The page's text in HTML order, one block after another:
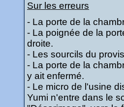
Sur les erreurs
- La porte de la
- La poignée de la
droite.
- Les sourcils du
- La porte de la
y ait enfermé.
- Le micro de l'usine
Yumi n'entre dans le